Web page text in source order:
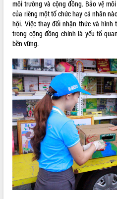
VIDEO
Khám bệnh, cấp phát thuốc miễn phí
và tặng quà người dân xã Cư Pui
Hội nghị UBND tỉnh Đắk Lắk thường kỳ
tháng 7/2026
môi trường và cộng đồng. Bảo vệ
của riêng một tổ chức hay cá nhân
hội. Việc thay đổi nhận thức và hình
trong cộng đồng chính là yếu tố
bền vững.